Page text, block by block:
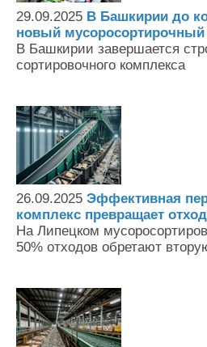
29.09.2025 В Башкирии до
новый
В Башкирии завершается
сортировочного комплекса
26.09.2025 Эффективная
комплекс превращает
На Липецком
50% отходов обретают